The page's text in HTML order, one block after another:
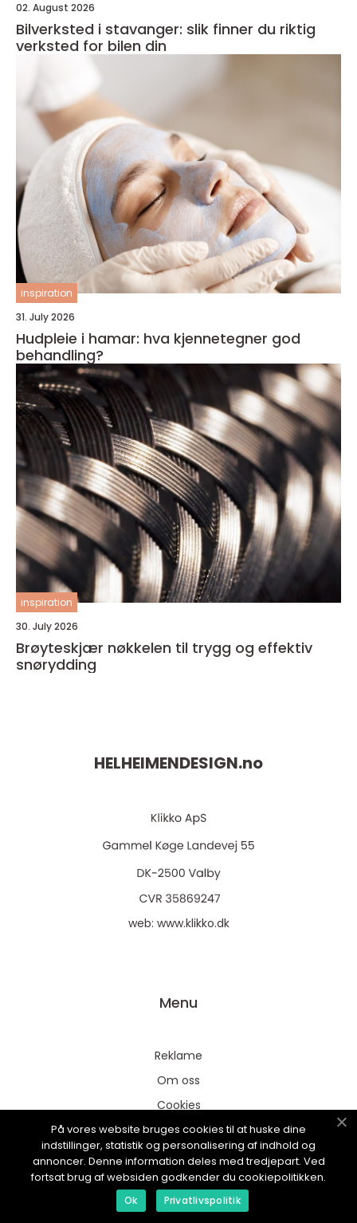
02. August 2026
Bilverksted i stavanger: slik finner du riktig
verksted for bilen din
inspiration
31. July 2026
Hudpleie i hamar: hva kjennetegner god
behandling?
inspiration
30. July 2026
Brøyteskjær nøkkelen til trygg og effektiv
snørydding
HELHEIMENDESIGN.no
web: www.klikko.dk
Menu
Reklame
Om oss
Cookies
Kontakt Oss
Sitemap
På vores website bruges cookies til at huske dine
indstillinger, statistik og personalisering af indhold og
annoncer. Denne information deles med tredjepart. Ved
fortsat brug af websiden godkender du cookiepolitikken.
Ok Privatlivspolitik